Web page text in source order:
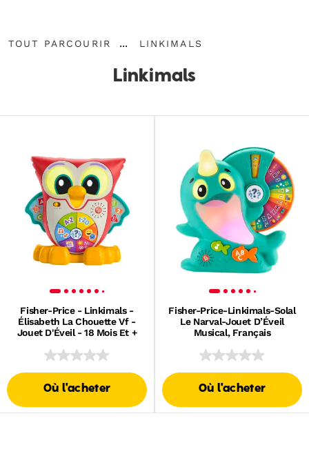
Tout
TOUT PARCOURIR
...
le
fil
Linkimals
LINKIMALS
Linkimals
Fisher-Price - Linkimals -
Élisabeth La Chouette Vf -
Jouet D'Éveil - 18 Mois Et +
Où l'acheter
Fisher-Price-Linkimals-Solal
Le Narval-Jouet D’Éveil
Musical, Français
Où l'acheter